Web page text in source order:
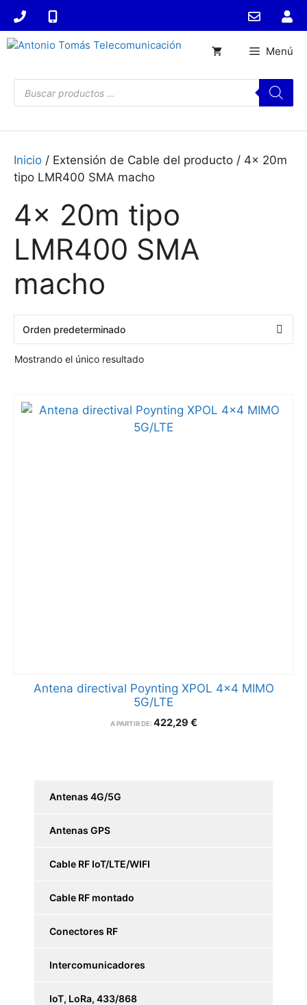
Saltar
contenido
Búsqueda
de
productos
Menú
Inicio / Extensión de Cable del producto / 4x 20m
tipo LMR400 SMA macho
4x 20m tipo
LMR400 SMA
macho
Mostrando el único resultado
Antena directival Poynting XPOL 4×4 MIMO
5G/LTE
A PARTIR DE: 422,29 €
Antenas 4G/5G
Antenas GPS
Cable RF IoT/LTE/WIFI
Cable RF montado
Conectores RF
Intercomunicadores
IoT, LoRa, 433/868